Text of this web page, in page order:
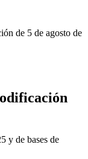
de 5 de agosto de
y de bases de